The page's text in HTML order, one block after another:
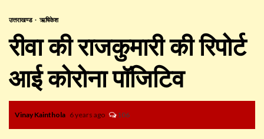
उत्तराखण्ड ऋषिकेश
रीवा की राजकुमारी की रिपोर्ट
आई कोरोना पॉजिटिव
Vinay Kainthola 6 years ago 106